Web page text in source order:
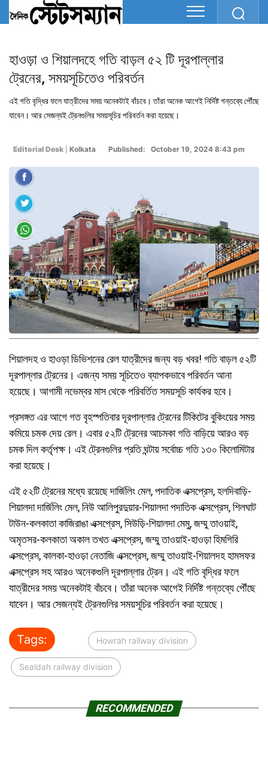
হাওড়া ও শিয়ালদহে গতি বাড়ল ৫২ টি দূরপাল্লার
ট্রেনের, সময়সূচিতেও পরিবর্তন
এই গতি বৃদ্ধির ফলে যাত্রীদের সময় অনেকটাই বাঁচবে। তাঁরা অনেক আগেই নির্দিষ্ট গন্তব্যে পৌঁছে
যাবেন। আর সেজন্যই ট্রেনগুলির সময়সূচির পরিবর্তন করা হয়েছে।
Editorial Desk Kolkata Published: October 19, 2024 8:43 pm
শিয়ালদহ ও হাওড়া ডিভিশনের রেল যাত্রীদের জন্য বড় খবর! গতি বাড়ল ৫২টি
দূরপাল্লার ট্রেনের। এজন্য সময় সূচিতেও ব্যাপকভাবে পরিবর্তন আনা
হয়েছে। আগামী নভেম্বর মাস থেকে পরিবর্তিত সময়সূচি কার্যকর হবে।
প্রসঙ্গত এর আগে গত বৃহস্পতিবার দূরপাল্লার ট্রেনের টিকিটের বুকিংয়ের সময়
কমিয়ে চমক দেয় রেল। এবার ৫২টি ট্রেনের আচমকা গতি বাড়িয়ে আরও বড়
চমক দিল কর্তৃপক্ষ। এই ট্রেনগুলির প্রতি ঘন্টায় সর্বোচ্চ গতি ১৩০ কিলোমিটার
করা হয়েছে।
এই ৫২টি ট্রেনের মধ্যে রয়েছে দার্জিলিং মেল, পদাতিক এক্সপ্রেস, হলদিবাড়ি-
শিয়ালদা দার্জিলিং মেল, নিউ আলিপুরদুয়ার-শিয়ালদা পদাতিক এক্সপ্রেস, শিলঘাট
টাউন-কলকাতা কাজিরাঙা এক্সপ্রেস, সিউড়ি-শিয়ালদা মেমু, জম্মু তাওয়াই,
অমৃতসর-কলকাতা অকাল তখত এক্সপ্রেস, জম্মু তাওয়াই-হাওড়া হিমগিরি
এক্সপ্রেস, কালকা-হাওড়া নেতাজি এক্সপ্রেস, জম্মু তাওয়াই-শিয়ালদহ হামসফর
এক্সপ্রেস সহ আরও অনেকগুলি দূরপাল্লার ট্রেন। এই গতি বৃদ্ধির ফলে
যাত্রীদের সময় অনেকটাই বাঁচবে। তাঁরা অনেক আগেই নির্দিষ্ট গন্তব্যে পৌঁছে
যাবেন। আর সেজন্যই ট্রেনগুলির সময়সূচির পরিবর্তন করা হয়েছে।
Tags: Howrah railway division
Sealdah railway division
RECOMMENDED